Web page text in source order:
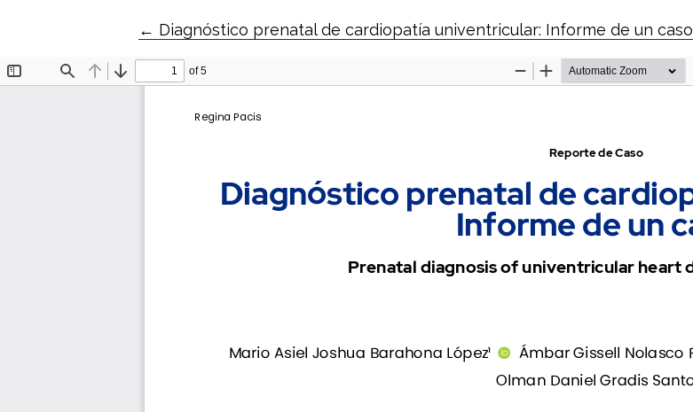
← Volver a los detalles del artículo
Diagnóstico prenatal de cardiopatía univentricular: Informe de un caso